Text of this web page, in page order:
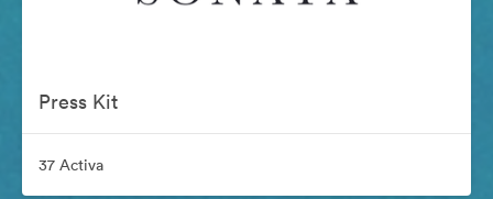
Press Kit
37 Activa